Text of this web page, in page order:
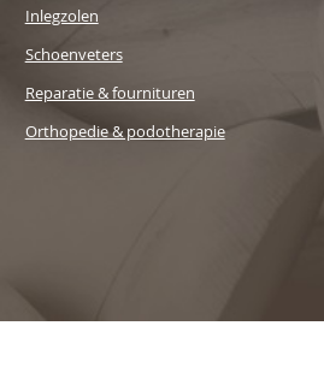
Inlegzolen
Schoenveters
Reparatie & fournituren
Orthopedie & podotherapie